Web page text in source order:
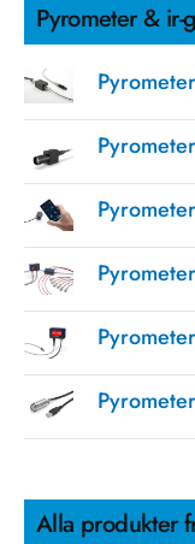
Pyrometer & ir-
Alla produkter